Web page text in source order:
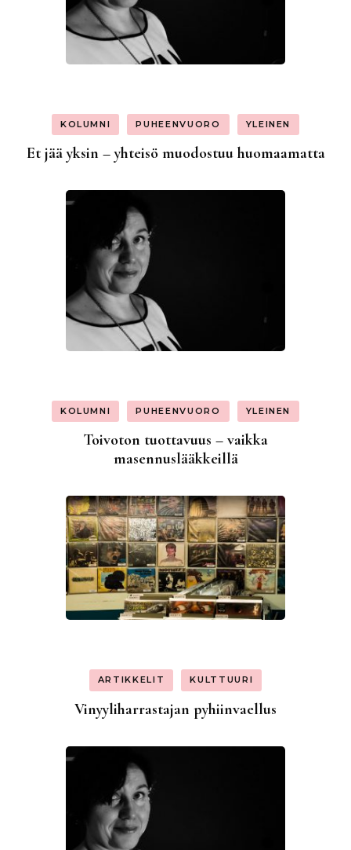
KOLUMNI PUHEENVUORO YLEINEN
Et jää yksin – yhteisö muodostuu huomaamatta
KOLUMNI PUHEENVUORO YLEINEN
Toivoton tuottavuus – vaikka
masennuslääkkeillä
ARTIKKELIT KULTTUURI
Vinyyliharrastajan pyhiinvaellus